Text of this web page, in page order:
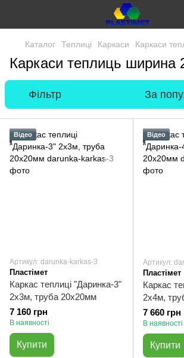
Каталог Теплиці Каркаси Каркаси
Каркаси теплиць ширина
Фільтр За
Відео
Артикул: darunka-karkas-3
Пластімет
Каркас теплиці "Даринка-3"
2х3м, труба 20х20мм
7 160 грн
В наявності
Купити
Відео
Артикул:
Пластімет
Каркас
2х4м,
7 660 грн
В наявності
Купити